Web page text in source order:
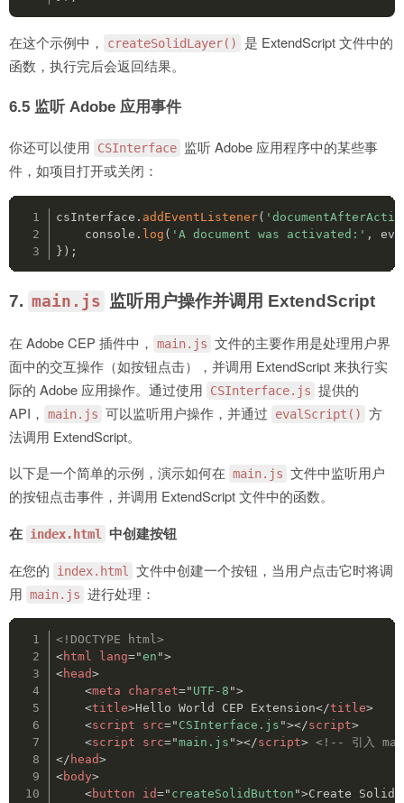
在这个示例中， createSolidLayer()
是 ExtendScript 文件中的
函数，执行完后会返回结果。
6.5 监听 Adobe 应用事件
你还可以使用 CSInterface 监听 Adobe 应用程序中的某些事
件，如项目打开或关闭：
csInterface . addEventListener(
console . log ( 'A document was activated:' ,
} ) ;
7. main.js 监听用户操作并调用 ExtendScript
在 Adobe CEP 插件中， main.js 文件的主要作用是处理用户界
面中的交互操作（如按钮点击），并调用 ExtendScript 来执行实
际的 Adobe 应用操作。通过使用
CSInterface.js 提供的
API，
main.js 可以监听用户操作，并通过 evalScript()
方
法调用 ExtendScript。
以下是一个简单的示例，演示如何在 main.js 文件中监听用户
的按钮点击事件，并调用 ExtendScript 文件中的函数。
在 index.html 中创建按钮
在您的 index.html
文件中创建一个按钮，当用户点击它时将调
用 main.js 进行处理：
<!DOCTYPE html>
<html lang="en ">
<head>
<meta charset=" UTF-8 ">
<title>Hello World CEP Extension</title>
<script src=" CSInterface.js "></script>
<script src="main.js "></script> <!-- 引入
</ head>
<body>
<button id=" createSolidButton ">Create Solid